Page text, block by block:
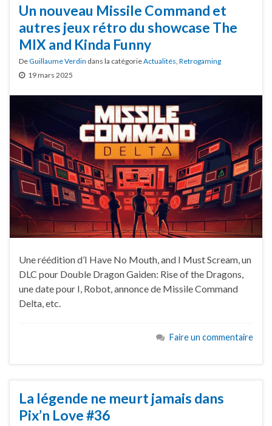
Un nouveau Missile Command et
autres jeux rétro du showcase The
MIX and Kinda Funny
DeGuillaume Verdin dans la catégorieActualités, Retrogaming
19 mars 2025
Une réédition d’I Have No Mouth, and I Must Scream, un
DLC pour Double Dragon Gaiden: Rise of the Dragons,
une date pour I, Robot, annonce de Missile Command
Delta, etc.
Faire un commentaire
La légende ne meurt jamais dans
Pix’n Love #36